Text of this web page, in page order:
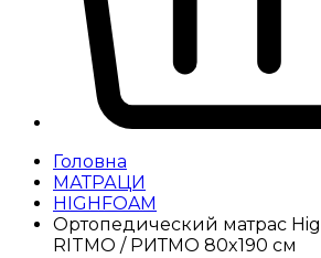
Головна
МАТРАЦИ
HIGHFOAM
Ортопедический матрас
RITMO / РИТМО 80x190 см